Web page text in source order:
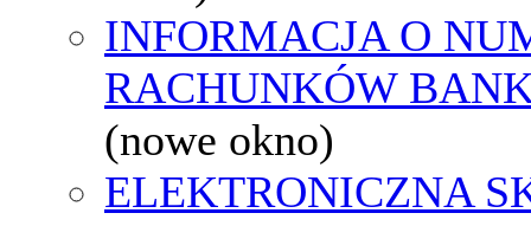
INFORMACJA O
RACHUNKÓW
(nowe okno)
ELEKTRONICZNA